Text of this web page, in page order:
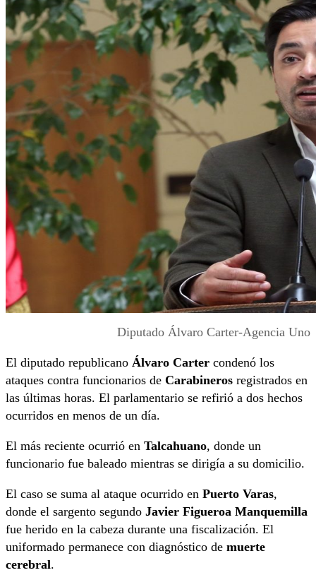
Diputado Álvaro Carter-Agencia Uno
El diputado republicano Álvaro Carter condenó los
ataques contra funcionarios de Carabineros registrados en
las últimas horas. El parlamentario se refirió a dos hechos
ocurridos en menos de un día.
El más reciente ocurrió en Talcahuano, donde un
funcionario fue baleado mientras se dirigía a su domicilio.
El caso se suma al ataque ocurrido en Puerto Varas,
donde el sargento segundo Javier Figueroa Manquemilla
fue herido en la cabeza durante una fiscalización. El
uniformado permanece con diagnóstico de muerte
cerebral.